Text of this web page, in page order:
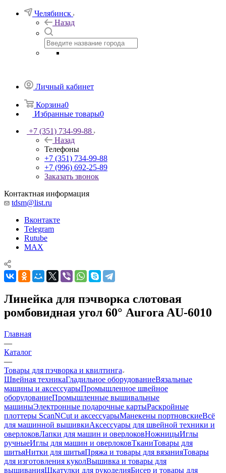
Челябинск
Назад
Личный кабинет
Корзина0
Избранные товары0
+7 (351) 734-99-88
Назад
Телефоны
+7 (351) 734-99-88
+7 (996) 692-25-89
Заказать звонок
Контактная информация
tdsm@list.ru
Вконтакте
Telegram
Rutube
MAX
Линейка для пэчворка слотовая
ромбовидная угол 60° Aurora AU-6010
Главная
—
Каталог
—
Товары для пэчворка и квилтинга
Швейная техникаГладильное оборудованиеВязальные
машины и аксессуарыПромышленное швейное
оборудованиеПромышленные вышивальные
машиныЭлектронные подарочные картыРаскройные
плоттеры ScanNCut и аксессуарыМанекены портновскиеВсё
для машинной вышивкиАксессуары для швейной техники и
оверлоковЛапки для машин и оверлоковНожницыИглы
ручныеИглы для машин и оверлоковТканиТовары для
шитьяНитки для шитьяПряжа и товары для вязанияТовары
для изготовления куколВышивка и товары для
вышиванияШкатулки для рукоделияБисер и товары для